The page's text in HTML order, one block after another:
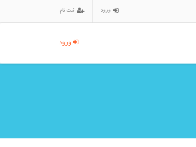
ورود ثبت نام
ورود